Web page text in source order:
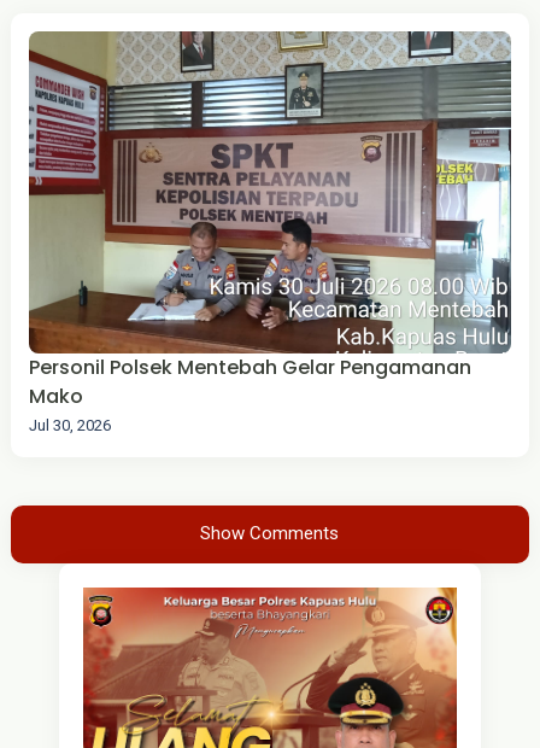
Personil Polsek Mentebah Gelar Pengamanan
Mako
Jul 30, 2026
Show Comments